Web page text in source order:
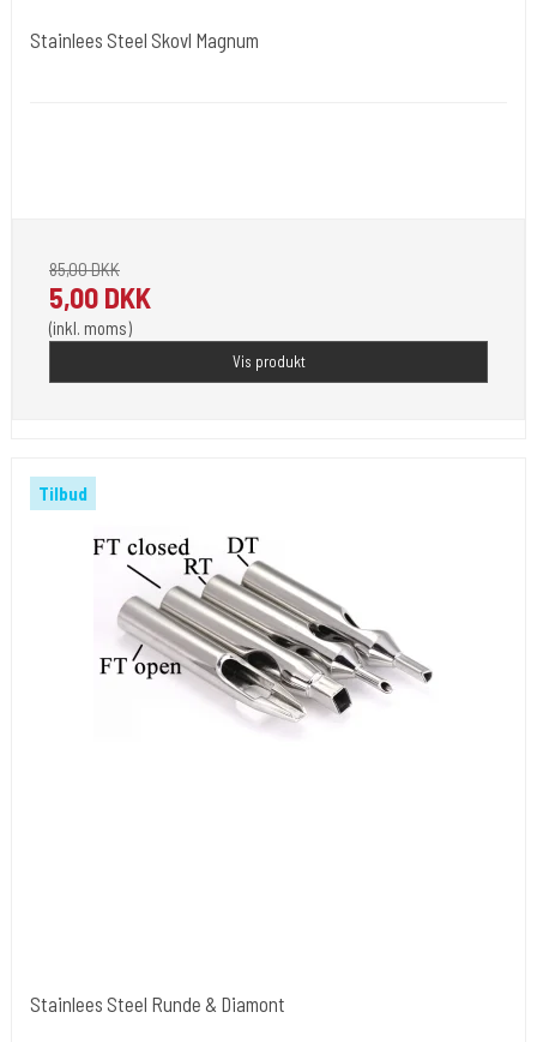
Stainlees Steel Skovl Magnum
85,00 DKK
5,00 DKK
(inkl. moms)
Vis produkt
Tilbud
Stainlees Steel Runde & Diamont